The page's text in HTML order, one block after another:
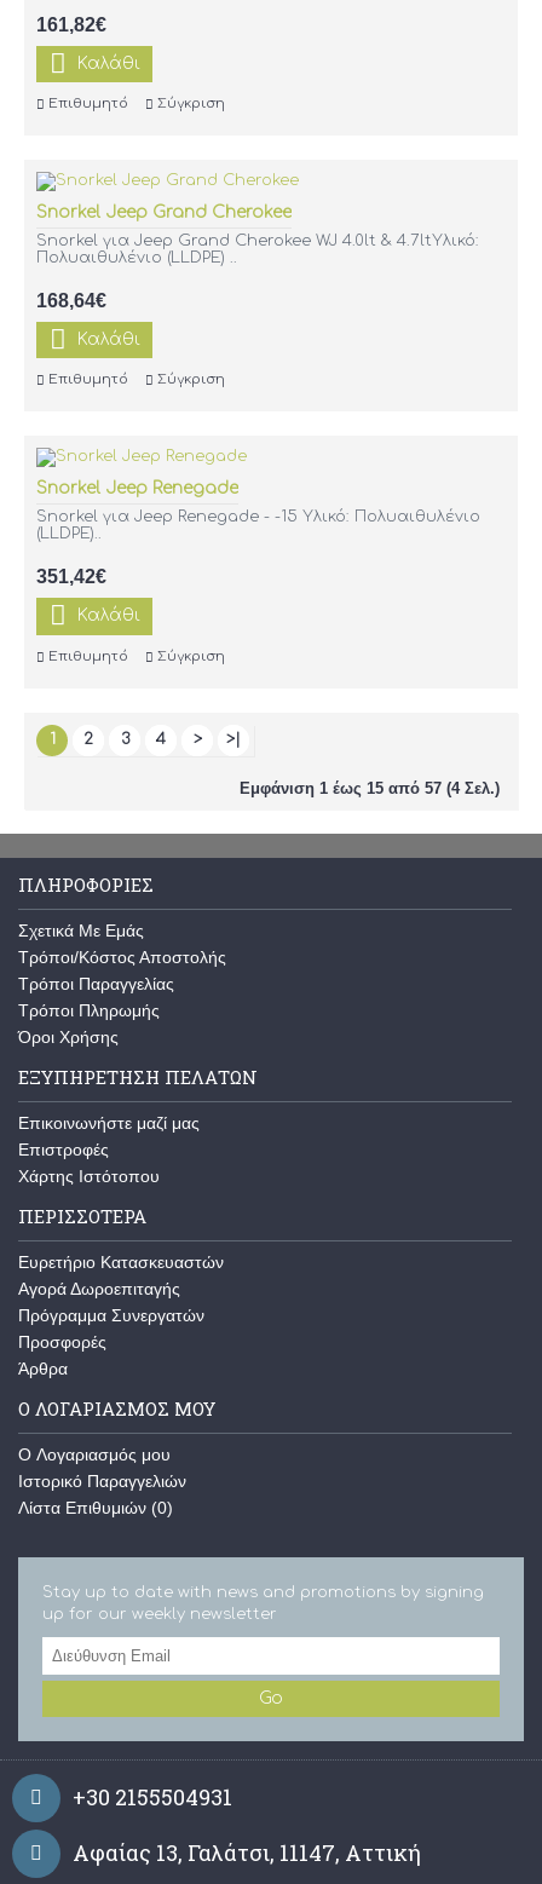
161,82€
Καλάθι
Επιθυμητό Σύγκριση
Snorkel Jeep Grand Cherokee
Snorkel για Jeep Grand Cherokee WJ 4.0lt & 4.7ltΥλικό:
Πολυαιθυλένιο (LLDPE) ..
168,64€
Καλάθι
Επιθυμητό Σύγκριση
Snorkel Jeep Renegade
Snorkel για Jeep Renegade - -15 Υλικό: Πολυαιθυλένιο
(LLDPE)..
351,42€
Καλάθι
Επιθυμητό Σύγκριση
1 2 3 4 > >|
Εμφάνιση 1 έως 15 από 57 (4 Σελ.)
ΠΛΗΡΟΦΟΡΊΕΣ
Σχετικά Με Εμάς
Τρόποι/Κόστος Αποστολής
Τρόποι Παραγγελίας
Τρόποι Πληρωμής
Όροι Χρήσης
ΕΞΥΠΗΡΈΤΗΣΗ ΠΕΛΑΤΏΝ
Επικοινωνήστε μαζί μας
Επιστροφές
Χάρτης Ιστότοπου
ΠΕΡΙΣΣΌΤΕΡΑ
Ευρετήριο Κατασκευαστών
Αγορά Δωροεπιταγής
Πρόγραμμα Συνεργατών
Προσφορές
Άρθρα
Ο ΛΟΓΑΡΙΑΣΜΌΣ ΜΟΥ
O Λογαριασμός μου
Ιστορικό Παραγγελιών
Λίστα Επιθυμιών (0)
Stay up to date with news and promotions by signing
up for our weekly newsletter
Go
+30 2155504931
Αφαίας 13, Γαλάτσι, 11147, Αττική